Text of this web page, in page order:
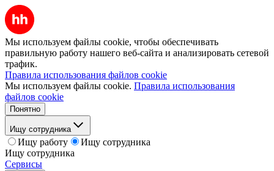
Мы используем файлы cookie, чтобы обеспечивать
правильную работу нашего веб-сайта и анализировать сетевой
трафик.
Правила использования файлов cookie
Мы используем файлы cookie. Правила использования
файлов cookie
Понятно
Ищу сотрудника
Ищу работу
Ищу сотрудника
Ищу сотрудника
Сервисы